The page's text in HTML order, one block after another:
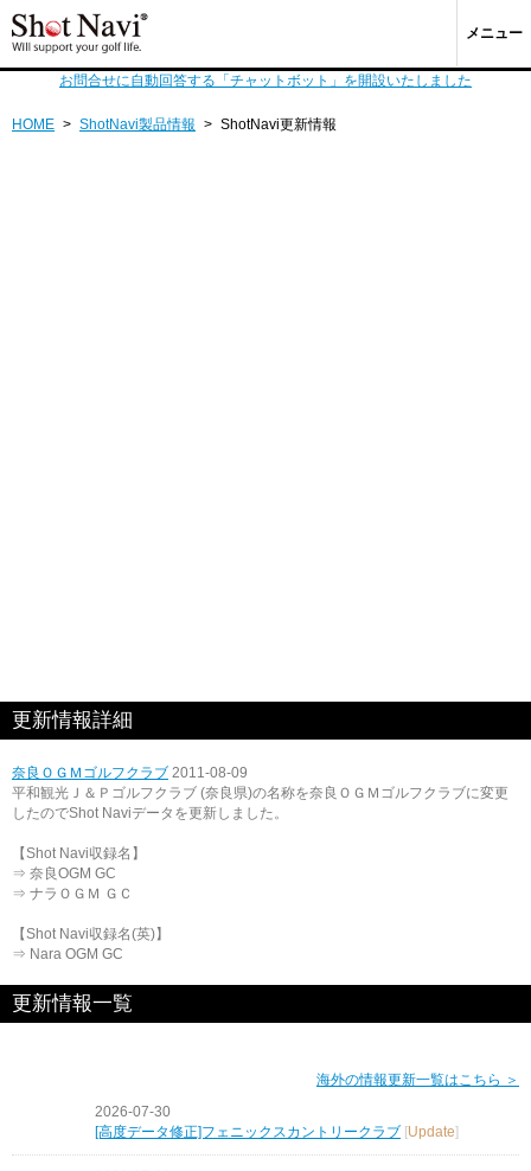
メニュー
お問合せに自動回答する「チャットボット」を開設いたしました
HOME > ShotNavi製品情報 > ShotNavi更新情報
更新情報詳細
奈良ＯＧＭゴルフクラブ 2011-08-09
平和観光Ｊ＆Ｐゴルフクラブ (奈良県)の名称を奈良ＯＧＭゴルフクラブに変更
したのでShot Naviデータを更新しました。
【Shot Navi収録名】
⇒ 奈良OGM GC
⇒ ナラＯＧＭ ＧＣ
【Shot Navi収録名(英)】
⇒ Nara OGM GC
更新情報一覧
海外の情報更新一覧はこちら ＞
2026-07-30
[高度データ修正]フェニックスカントリークラブ
Update